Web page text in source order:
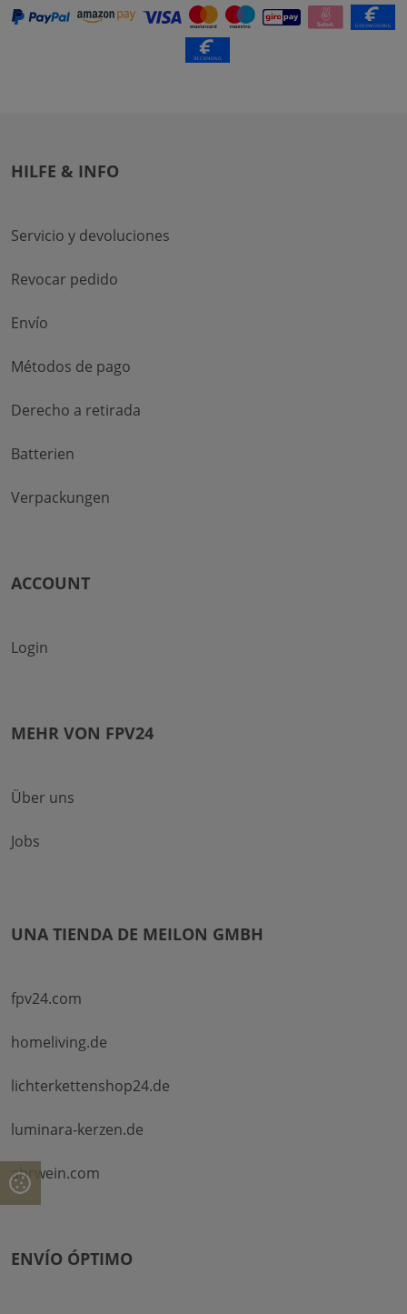
HILFE & INFO
Servicio y devoluciones
Revocar pedido
Envío
Métodos de pago
Derecho a retirada
Batterien
Verpackungen
ACCOUNT
Login
MEHR VON FPV24
Über uns
Jobs
UNA TIENDA DE MEILON GMBH
fpv24.com
homeliving.de
lichterkettenshop24.de
luminara-kerzen.de
ahrwein.com
ENVÍO ÓPTIMO